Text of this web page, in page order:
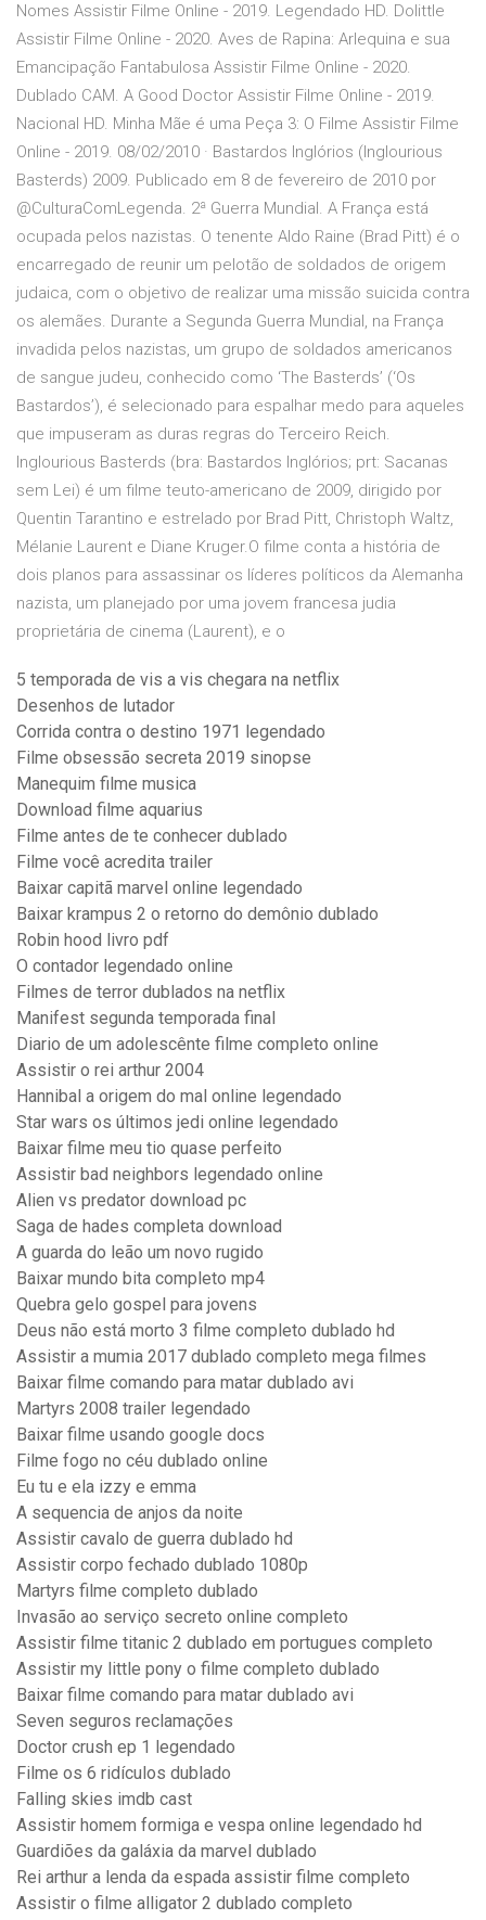
Nomes Assistir Filme Online - 2019. Legendado HD. Dolittle
Assistir Filme Online - 2020. Aves de Rapina: Arlequina e sua
Emancipação Fantabulosa Assistir Filme Online - 2020.
Dublado CAM. A Good Doctor Assistir Filme Online - 2019.
Nacional HD. Minha Mãe é uma Peça 3: O Filme Assistir Filme
Online - 2019. 08/02/2010 · Bastardos Inglórios (Inglourious
Basterds) 2009. Publicado em 8 de fevereiro de 2010 por
@CulturaComLegenda. 2ª Guerra Mundial. A França está
ocupada pelos nazistas. O tenente Aldo Raine (Brad Pitt) é o
encarregado de reunir um pelotão de soldados de origem
judaica, com o objetivo de realizar uma missão suicida contra
os alemães. Durante a Segunda Guerra Mundial, na França
invadida pelos nazistas, um grupo de soldados americanos
de sangue judeu, conhecido como ‘The Basterds’ (‘Os
Bastardos’), é selecionado para espalhar medo para aqueles
que impuseram as duras regras do Terceiro Reich.
Inglourious Basterds (bra: Bastardos Inglórios; prt: Sacanas
sem Lei) é um filme teuto-americano de 2009, dirigido por
Quentin Tarantino e estrelado por Brad Pitt, Christoph Waltz,
Mélanie Laurent e Diane Kruger.O filme conta a história de
dois planos para assassinar os líderes políticos da Alemanha
nazista, um planejado por uma jovem francesa judia
proprietária de cinema (Laurent), e o
5 temporada de vis a vis chegara na netflix
Desenhos de lutador
Corrida contra o destino 1971 legendado
Filme obsessão secreta 2019 sinopse
Manequim filme musica
Download filme aquarius
Filme antes de te conhecer dublado
Filme você acredita trailer
Baixar capitã marvel online legendado
Baixar krampus 2 o retorno do demônio dublado
Robin hood livro pdf
O contador legendado online
Filmes de terror dublados na netflix
Manifest segunda temporada final
Diario de um adolescênte filme completo online
Assistir o rei arthur 2004
Hannibal a origem do mal online legendado
Star wars os últimos jedi online legendado
Baixar filme meu tio quase perfeito
Assistir bad neighbors legendado online
Alien vs predator download pc
Saga de hades completa download
A guarda do leão um novo rugido
Baixar mundo bita completo mp4
Quebra gelo gospel para jovens
Deus não está morto 3 filme completo dublado hd
Assistir a mumia 2017 dublado completo mega filmes
Baixar filme comando para matar dublado avi
Martyrs 2008 trailer legendado
Baixar filme usando google docs
Filme fogo no céu dublado online
Eu tu e ela izzy e emma
A sequencia de anjos da noite
Assistir cavalo de guerra dublado hd
Assistir corpo fechado dublado 1080p
Martyrs filme completo dublado
Invasão ao serviço secreto online completo
Assistir filme titanic 2 dublado em portugues completo
Assistir my little pony o filme completo dublado
Baixar filme comando para matar dublado avi
Seven seguros reclamações
Doctor crush ep 1 legendado
Filme os 6 ridículos dublado
Falling skies imdb cast
Assistir homem formiga e vespa online legendado hd
Guardiões da galáxia da marvel dublado
Rei arthur a lenda da espada assistir filme completo
Assistir o filme alligator 2 dublado completo